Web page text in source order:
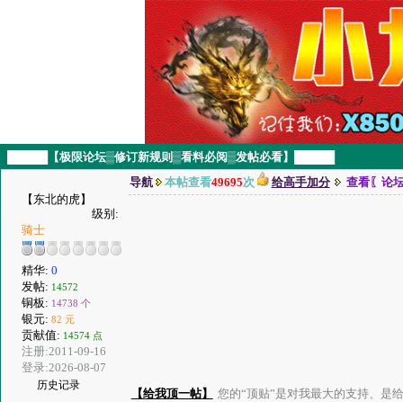
█████【极限论坛▒修订新规则▒看料必阅▒发帖必看】█████
【东北的虎】
级别:
骑士
精华: 0
发帖: 14572
铜板: 14738 个
银元: 82 元
贡献值: 14574 点
注册:2011-09-16
登录:2026-08-07
历史记录
导航 本帖查看49695次 给高手加分 查看〖论
【给我顶一帖】 您的“顶贴”是对我最大的支持、是